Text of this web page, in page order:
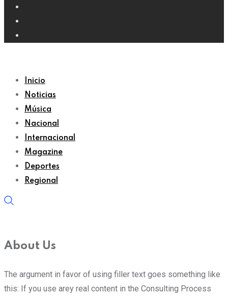
Inicio
Noticias
Música
Nacional
Internacional
Magazine
Deportes
Regional
About Us
The argument in favor of using filler text goes something like
this: If you use arey real content in the Consulting Process